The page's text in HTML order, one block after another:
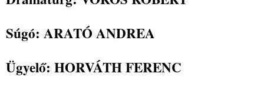
Súgó: ARATÓ
Ügyelő: HORVÁTH FERENC